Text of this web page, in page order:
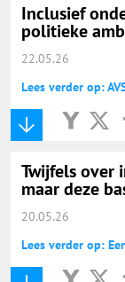
Inclusief
politieke
22.05.26
Lees verder op:
Twijfels over
maar deze
20.05.26
Lees verder op: